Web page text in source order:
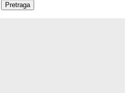
Pretraga